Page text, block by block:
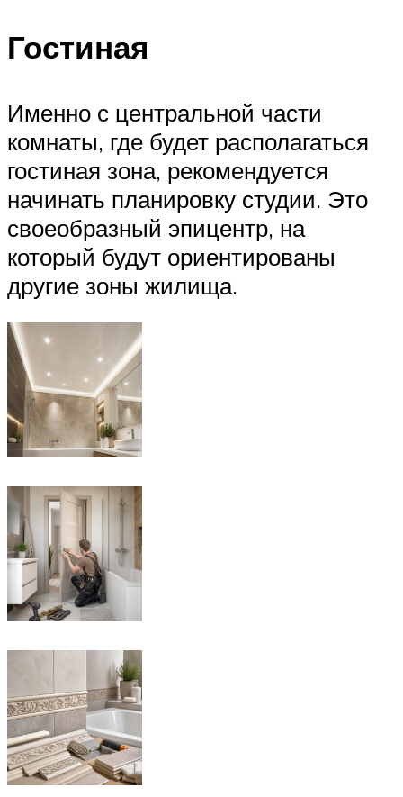
Гостиная
Именно с центральной части
комнаты, где будет располагаться
гостиная зона, рекомендуется
начинать планировку студии. Это
своеобразный эпицентр, на
который будут ориентированы
другие зоны жилища.